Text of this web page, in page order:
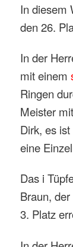
In diesem
den 26.
In der
mit einem
Ringen
Meister
Dirk, es
eine
Das i
Braun,
3. Platz